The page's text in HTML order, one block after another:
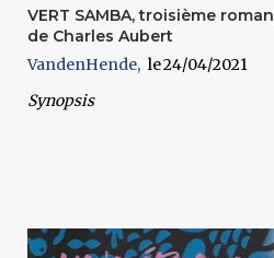
VERT SAMBA, troisième roman
de Charles Aubert
VandenHende
24/04/2021
Synopsis